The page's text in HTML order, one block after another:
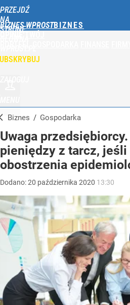
PRZEJDŹ
NA
STRONĘ
BIZNES WPROST
Biznes / Gospodarka
Uwaga
pieniędzy z tarcz,
obostrzenia
Dodano:20 października 2020 13:30